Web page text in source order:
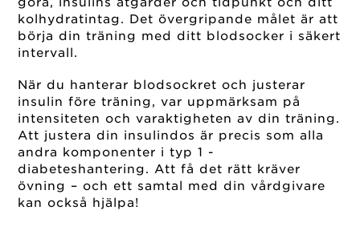
kolhydratintag. Det övergripande målet är att
börja din träning med ditt blodsocker i säkert
intervall.
När du hanterar blodsockret och justerar
insulin före träning, var uppmärksam på
intensiteten och varaktigheten av din träning.
Att justera din insulindos är precis som alla
andra komponenter i typ 1 -
diabeteshantering. Att få det rätt kräver
övning – och ett samtal med din vårdgivare
kan också hjälpa!